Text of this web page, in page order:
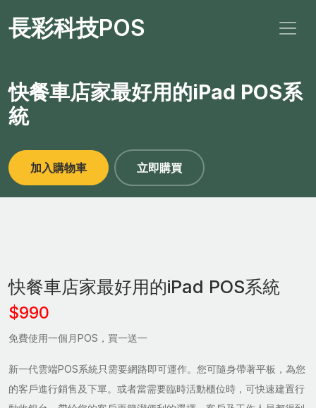
長彩科技POS
快餐車店家最好用的iPad POS系
統
加入購物車 立即購買
快餐車店家最好用的iPad POS系統
$990
免費使用一個月POS，買一送一
新一代雲端POS系統只需要網路即可運作。您可隨身帶著平板，為您
的客戶進行銷售及下單。或者當需要臨時活動櫃位時，可快速建置行